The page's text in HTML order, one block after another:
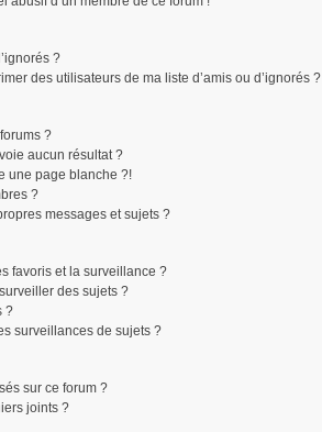
?
des utilisateurs de ma liste d’amis ou d’ignorés ?
?
aucun résultat ?
une page blanche ?!
?
messages et sujets ?
favoris et la surveillance ?
des sujets ?
?
surveillances de sujets ?
sur ce forum ?
joints ?